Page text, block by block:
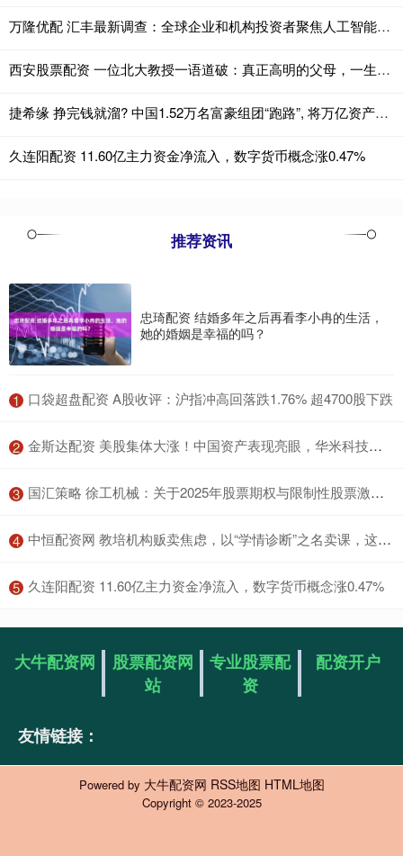
万隆优配 汇丰最新调查：全球企业和机构投资者聚焦人工智能，中国内地市场成焦点
西安股票配资 一位北大教授一语道破：真正高明的父母，一生只抓这三件事
捷希缘 挣完钱就溜? 中国1.52万名富豪组团“跑路”, 将万亿资产带到国外
久连阳配资 11.60亿主力资金净流入，数字货币概念涨0.47%
推荐资讯
忠琦配资 结婚多年之后再看李小冉的生活，
她的婚姻是幸福的吗？
1 ​口袋超盘配资 A股收评：沪指冲高回落跌1.76% 超4700股下跌
2 ​金斯达配资 美股集体大涨！中国资产表现亮眼，华米科技一度涨超48%
3 ​国汇策略 徐工机械：关于2025年股票期权与限制性股票激励计划获徐州市人民政府国有资产监督管理委员会批复的公告
4 ​中恒配资网 教培机构贩卖焦虑，以“学情诊断”之名卖课，这个暑假还给孩子了吗？｜记者帮·身边事
5 ​久连阳配资 11.60亿主力资金净流入，数字货币概念涨0.47%
大牛配资网
股票配资网
站
专业股票配
资
配资开户
友情链接：
Powered by 大牛配资网 RSS地图 HTML地图
Copyright © 2023-2025